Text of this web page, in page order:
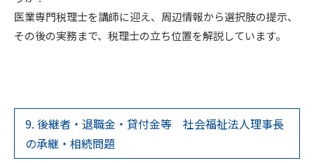
医業専門税理士を講師に迎え、周辺情報から選択肢の提示、
その後の実務まで、税理士の立ち位置を解説しています。
9. 後継者・退職金・貸付金等 社会福祉法人理事長
の承継・相続問題